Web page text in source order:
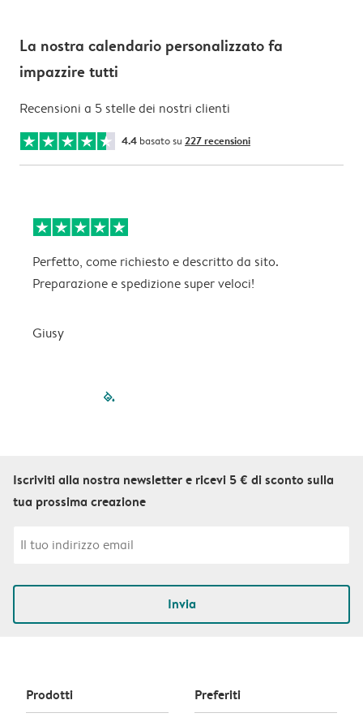
La nostra calendario personalizzato fa
impazzire tutti
Recensioni a 5 stelle dei nostri clienti
4.4 basato su 227 recensioni
Perfetto, come richiesto e descritto da sito.
Preparazione e spedizione super veloci!
Giusy
filled-pagination
Iscriviti alla nostra newsletter e ricevi 5 € di sconto sulla
tua prossima creazione
Invia
Prodotti Preferiti